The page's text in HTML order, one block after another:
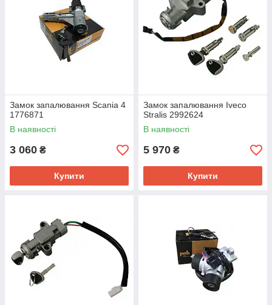
Замок запалювання Scania 4
1776871
В наявності
3 060 ₴
Купити
Замок запалювання Iveco
Stralis 2992624
В наявності
5 970 ₴
Купити